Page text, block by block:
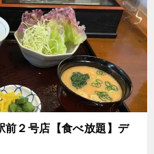
２号店【食べ放題】デ